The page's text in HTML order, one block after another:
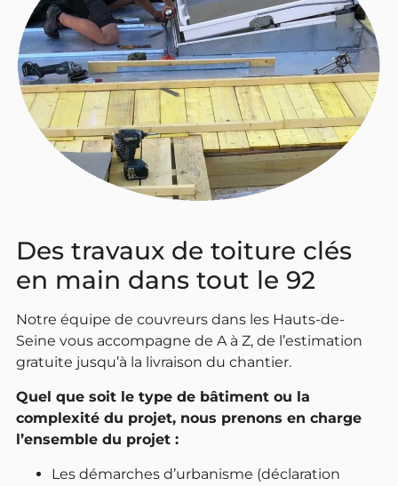
Des travaux de toiture clés
en main dans tout le 92
Notre équipe de couvreurs dans les Hauts-de-
Seine vous accompagne de A à Z, de l’estimation
gratuite jusqu’à la livraison du chantier.
Quel que soit le type de bâtiment ou la
complexité du projet, nous prenons en charge
l’ensemble du projet :
Les démarches d’urbanisme (déclaration